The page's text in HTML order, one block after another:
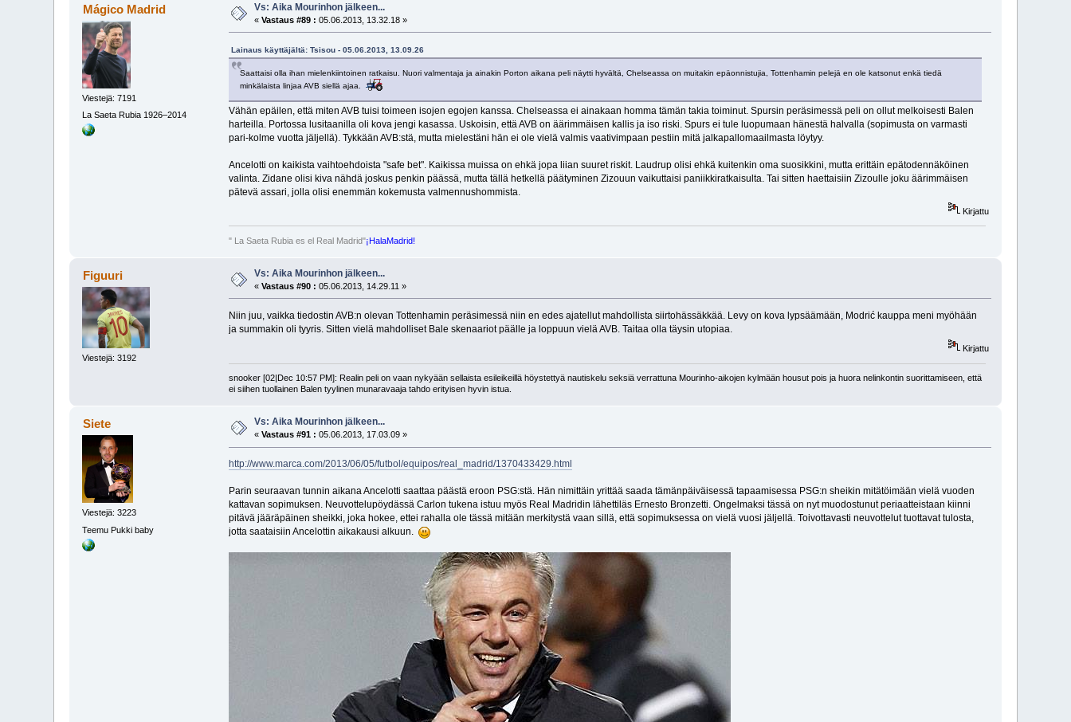
Mágico Madrid
Viestejä: 7191
La Saeta Rubia 1926–2014
Vs: Aika Mourinhon jälkeen...
«Vastaus #89 : 05.06.2013, 13.32.18 »
Lainaus käyttäjältä: Tsisou - 05.06.2013, 13.09.26
Saattaisi olla ihan mielenkiintoinen ratkaisu. Nuori valmentaja ja ainakin Porton aikana peli näytti hyvältä, Chelseassa on muitakin epäonnistujia, Tottenhamin pelejä en ole katsonut enkä tiedä
minkälaista linjaa AVB siellä ajaa.
Vähän epäilen, että miten AVB tuisi toimeen isojen egojen kanssa. Chelseassa ei ainakaan homma tämän takia toiminut. Spursin peräsimessä peli on ollut melkoisesti Balen
harteilla. Portossa lusitaanilla oli kova jengi kasassa. Uskoisin, että AVB on äärimmäisen kallis ja iso riski. Spurs ei tule luopumaan hänestä halvalla (sopimusta on varmasti
pari-kolme vuotta jäljellä). Tykkään AVB:stä, mutta mielestäni hän ei ole vielä valmis vaativimpaan pestiin mitä jalkapallomaailmasta löytyy.
Ancelotti on kaikista vaihtoehdoista "safe bet". Kaikissa muissa on ehkä jopa liian suuret riskit. Laudrup olisi ehkä kuitenkin oma suosikkini, mutta erittäin epätodennäköinen
valinta. Zidane olisi kiva nähdä joskus penkin päässä, mutta tällä hetkellä päätyminen Zizouun vaikuttaisi paniikkiratkaisulta. Tai sitten haettaisiin Zizoulle joku äärimmäisen
pätevä assari, jolla olisi enemmän kokemusta valmennushommista.
Kirjattu
" La Saeta Rubia es el Real Madrid"¡HalaMadrid!
Figuuri
Viestejä: 3192
Vs: Aika Mourinhon jälkeen...
«Vastaus #90 : 05.06.2013, 14.29.11 »
Niin juu, vaikka tiedostin AVB:n olevan Tottenhamin peräsimessä niin en edes ajatellut mahdollista siirtohässäkkää. Levy on kova lypsäämään, Modrić kauppa meni myöhään
ja summakin oli tyyris. Sitten vielä mahdolliset Bale skenaariot päälle ja loppuun vielä AVB. Taitaa olla täysin utopiaa.
Kirjattu
snooker [02|Dec 10:57 PM]: Realin peli on vaan nykyään sellaista esileikeillä höystettyä nautiskelu seksiä verrattuna Mourinho-aikojen kylmään housut pois ja huora nelinkontin suorittamiseen, että
ei siihen tuollainen Balen tyylinen munaravaaja tahdo erityisen hyvin istua.
Siete
Viestejä: 3223
Teemu Pukki baby
Vs: Aika Mourinhon jälkeen...
«Vastaus #91 : 05.06.2013, 17.03.09 »
http://www.marca.com/2013/06/05/futbol/equipos/real_madrid/1370433429.html
Parin seuraavan tunnin aikana Ancelotti saattaa päästä eroon PSG:stä. Hän nimittäin yrittää saada tämänpäiväisessä tapaamisessa PSG:n sheikin mitätöimään vielä vuoden
kattavan sopimuksen. Neuvottelupöydässä Carlon tukena istuu myös Real Madridin lähettiläs Ernesto Bronzetti. Ongelmaksi tässä on nyt muodostunut periaatteistaan kiinni
pitävä jääräpäinen sheikki, joka hokee, ettei rahalla ole tässä mitään merkitystä vaan sillä, että sopimuksessa on vielä vuosi jäljellä. Toivottavasti neuvottelut tuottavat tulosta,
jotta saataisiin Ancelottin aikakausi alkuun.